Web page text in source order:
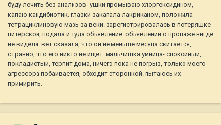
буду лечить без анализов- ушки промываю хлоргексидином,
капаю кандибиотик. глазки закапала лакриканом, положила
тетрациклиновую мазь за веки. зарегистрировалась в потеряшке
питерской, подала и туда объявление. объявлений о пропаже нигде
не видела. вет сказала, что он не меньше месяца скитается,
странно, что его никто не ищет. мальчишка умница- спокойный,
покладистый, терпит дома, ничего пока не погрыз, только моего
агрессора побаивается, обходит сторонкой. пытаюсь их
примирить.